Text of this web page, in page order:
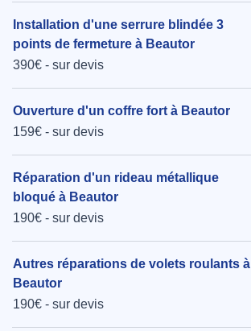
Installation d'une serrure blindée 3
points de fermeture à Beautor
390€ - sur devis
Ouverture d'un coffre fort à Beautor
159€ - sur devis
Réparation d'un rideau métallique
bloqué à Beautor
190€ - sur devis
Autres réparations de volets roulants à
Beautor
190€ - sur devis